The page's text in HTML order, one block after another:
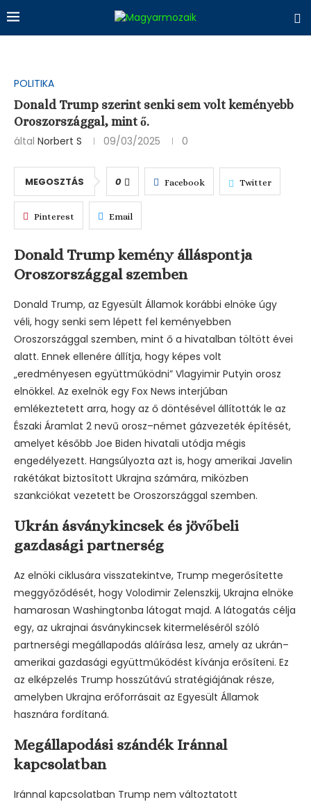
POLITIKA
Donald Trump szerint senki sem volt keményebb
Oroszországgal, mint ő.
által Norbert S 09/03/2025 0
MEGOSZTÁS 0 Facebook Twitter
Pinterest Email
Donald Trump kemény álláspontja
Oroszországgal szemben
Donald Trump, az Egyesült Államok korábbi elnöke úgy
véli, hogy senki sem lépett fel keményebben
Oroszországgal szemben, mint ő a hivatalban töltött évei
alatt. Ennek ellenére állítja, hogy képes volt
„eredményesen együttműködni” Vlagyimir Putyin orosz
elnökkel. Az exelnök egy Fox News interjúban
emlékeztetett arra, hogy az ő döntésével állították le az
Északi Áramlat 2 nevű orosz–német gázvezeték építését,
amelyet később Joe Biden hivatali utódja mégis
engedélyezett. Hangsúlyozta azt is, hogy amerikai Javelin
rakétákat biztosított Ukrajna számára, miközben
szankciókat vezetett be Oroszországgal szemben.
Ukrán ásványkincsek és jövőbeli
gazdasági partnerség
Az elnöki ciklusára visszatekintve, Trump megerősítette
meggyőződését, hogy Volodimir Zelenszkij, Ukrajna elnöke
hamarosan Washingtonba látogat majd. A látogatás célja
egy, az ukrajnai ásványkincsek kitermeléséről szóló
partnerségi megállapodás aláírása lesz, amely az ukrán–
amerikai gazdasági együttműködést kívánja erősíteni. Ez
az elképzelés Trump hosszútávú stratégiájának része,
amelyben Ukrajna erőforrásait az Egyesült Államok
hasznára fordítaná.
Megállapodási szándék Iránnal
kapcsolatban
Iránnal kapcsolatban Trump nem változtatott